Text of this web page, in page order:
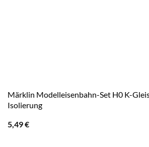
Märklin Modelleisenbahn-Set H0 K-
Isolierung
5,49€